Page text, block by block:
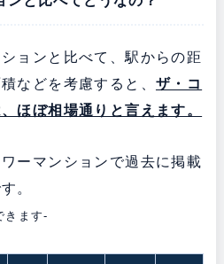
ョンと比べて、駅からの距
などを考慮すると、 ザ・コ
ほぼ相場通りと言えます。
ーマンションで過去に掲載
。
きます-